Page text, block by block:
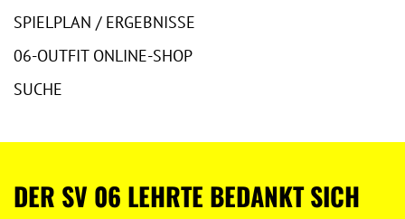
SPIELPLAN / ERGEBNISSE
06-OUTFIT ONLINE-SHOP
SUCHE
DER SV 06 LEHRTE BEDANKT SICH